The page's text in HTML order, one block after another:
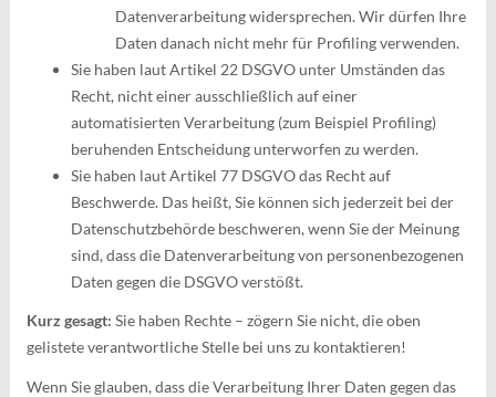
Datenverarbeitung widersprechen. Wir dürfen Ihre
Daten danach nicht mehr für Profiling verwenden.
Sie haben laut Artikel 22 DSGVO unter Umständen das
Recht, nicht einer ausschließlich auf einer
automatisierten Verarbeitung (zum Beispiel Profiling)
beruhenden Entscheidung unterworfen zu werden.
Sie haben laut Artikel 77 DSGVO das Recht auf
Beschwerde. Das heißt, Sie können sich jederzeit bei der
Datenschutzbehörde beschweren, wenn Sie der Meinung
sind, dass die Datenverarbeitung von personenbezogenen
Daten gegen die DSGVO verstößt.
Kurz gesagt: Sie haben Rechte – zögern Sie nicht, die oben
gelistete verantwortliche Stelle bei uns zu kontaktieren!
Wenn Sie glauben, dass die Verarbeitung Ihrer Daten gegen das